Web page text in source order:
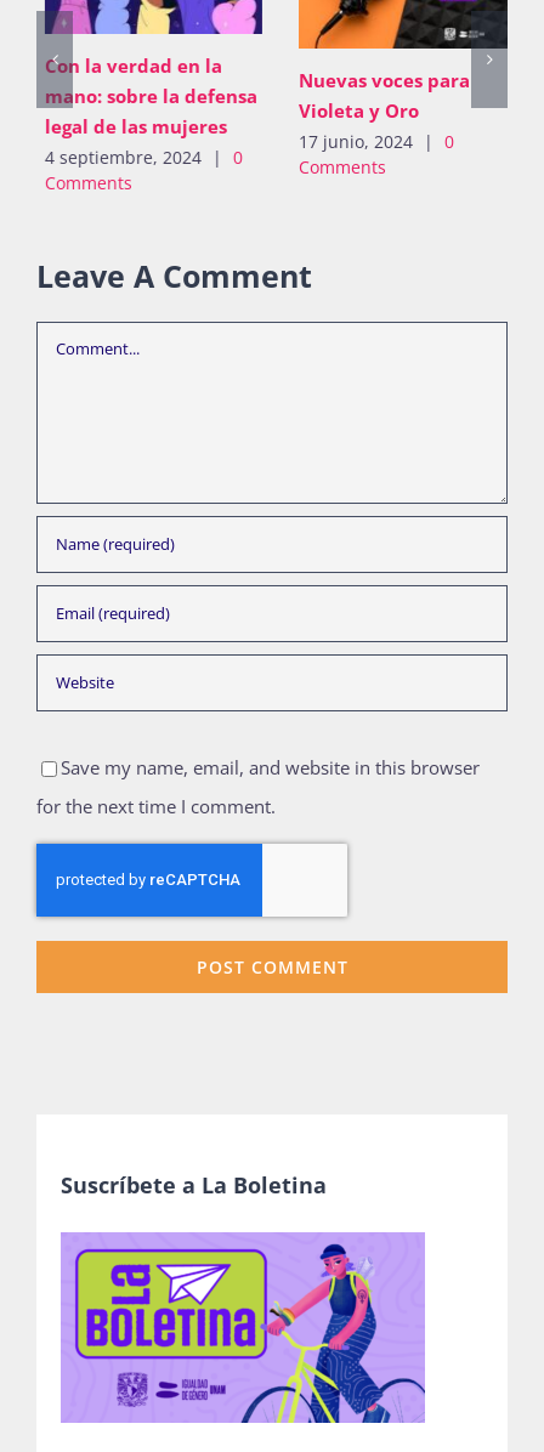
Con la verdad en la
mano: sobre la defensa
legal de las mujeres
4 septiembre, 2024
0
Comments
Nuevas voces para
Violeta y Oro
17 junio, 2024
0
Comments
Leave A Comment
Comment
Save my name, email, and website in this browser
for the next time I comment.
Suscríbete a La Boletina